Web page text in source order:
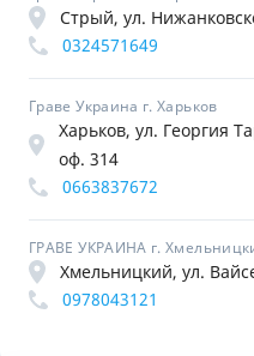
Стрый, ул.
0324571649
Граве Украина г. Харьков
Харьков, ул. Георгия
оф. 314
0663837672
ГРАВЕ УКРАИНА г.
Хмельницкий, ул.
0978043121